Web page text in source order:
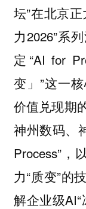
坛”在北京
力2026”系
定“AI for
变」”这一
价值兑现期
神州数码、
Process”，
力“质变”的
解企业级